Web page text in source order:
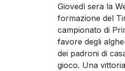
Giovedì sera la
formazione del
campionato di
favore degli
dei padroni di
gioco. Una